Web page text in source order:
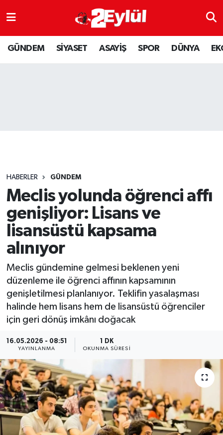
GÜNDEM SİYASET ASAYİŞ SPOR DÜNYA
HABERLER GÜNDEM
Meclis yolunda öğrenci affı
genişliyor: Lisans ve
lisansüstü kapsama
alınıyor
Meclis gündemine gelmesi beklenen yeni
düzenleme ile öğrenci affının kapsamının
genişletilmesi planlanıyor. Teklifin yasalaşması
halinde hem lisans hem de lisansüstü öğrenciler
için geri dönüş imkânı doğacak
16.05.2026 - 08:51
YAYINLANMA
1 DK
OKUNMA SÜRESI
ASAYİŞ
DÜNYA
SPOR
YAŞAM
Nöbetçi Eczaneler
Hava Durumu
Son Dakika Haberleri
Haber Arşivi